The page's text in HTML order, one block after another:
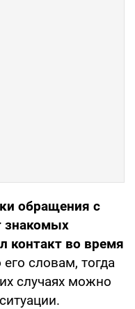
обращения с
знакомых
контакт во время
словам, тогда
случаях можно